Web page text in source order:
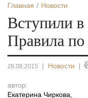
Главная Новости
Вступили
Правила по
28.08.2015 | Новости |
автор:
Екатерина Чиркова